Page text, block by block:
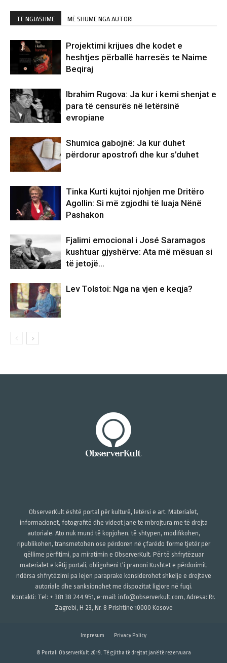
TË NGJASHME MË SHUMË NGA AUTORI
Projektimi krijues dhe kodet e
heshtjes përballë harresës te Naime
Beqiraj
Ibrahim Rugova: Ja kur i kemi shenjat e
para të censurës në letërsinë
evropiane
Shumica gabojnë: Ja kur duhet
përdorur apostrofi dhe kur s’duhet
Tinka Kurti kujtoi njohjen me Dritëro
Agollin: Si më zgjodhi të luaja Nënë
Pashakon
Fjalimi emocional i José Saramagos
kushtuar gjyshërve: Ata më mësuan si
të jetojë…
Lev Tolstoi: Nga na vjen e keqja?
ObserverKult është portal për kulturë, letërsi e art. Materialet,
informacionet, fotografitë dhe videot janë të mbrojtura me të drejta
autoriale. Ato nuk mund të kopjohen, të shtypen, modifikohen,
ripublikohen, transmetohen ose përdoren në çfarëdo forme tjetër për
qëllime përfitimi, pa miratimin e ObserverKult. Për të shfrytëzuar
materialet e këtij portali, obligoheni t'i pranoni Kushtet e përdorimit,
ndërsa shfrytëzimi pa lejen paraprake konsiderohet shkelje e drejtave
autoriale dhe sanksionohet me dispozitat ligjore në fuqi.
Kontakti: Tel: + 381 38 244 951, e-mail: info@observerkult.com, Adresa: Rr.
Zagrebi, H 23, Nr. 8 Prishtinë 10000 Kosovë
Impresum Privacy Policy
© Portali ObserverKult 2019. Të gjitha të drejtat janë të rezervuara